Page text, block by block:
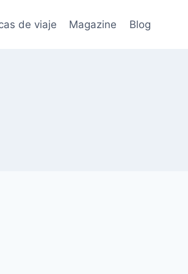
de viaje Magazine Blog